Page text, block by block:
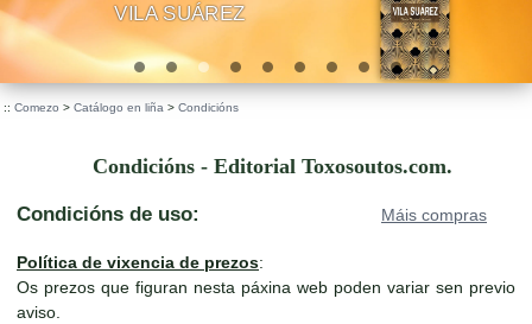
VILA SUÁREZ
:: Comezo > Catálogo en liña > Condicións
Condicións - Editorial Toxosoutos.com.
Máis compras
Condicións de uso:
Política de vixencia de prezos:
Os prezos que figuran nesta páxina web poden variar sen previo
aviso.